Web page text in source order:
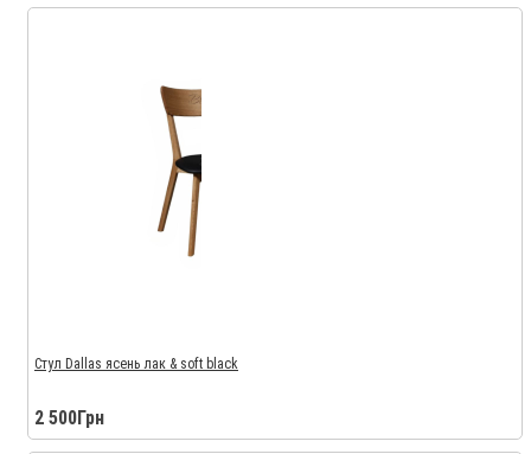
Стул Dallas ясень лак & soft black
2 500Грн